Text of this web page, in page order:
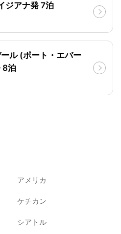
ジアナ発 7泊
ル (ポート・エバー
8泊
アメリカ
ケチカン
シアトル